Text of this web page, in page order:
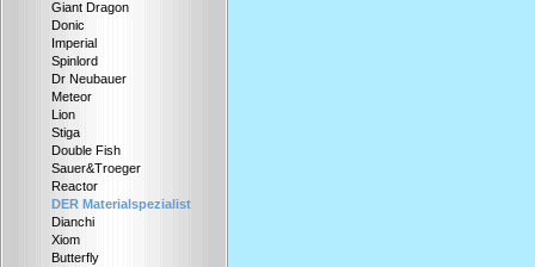
Giant Dragon
Donic
Imperial
Spinlord
Dr Neubauer
Meteor
Lion
Stiga
Double Fish
Sauer&Troeger
Reactor
DER Materialspezialist
Dianchi
Xiom
Butterfly